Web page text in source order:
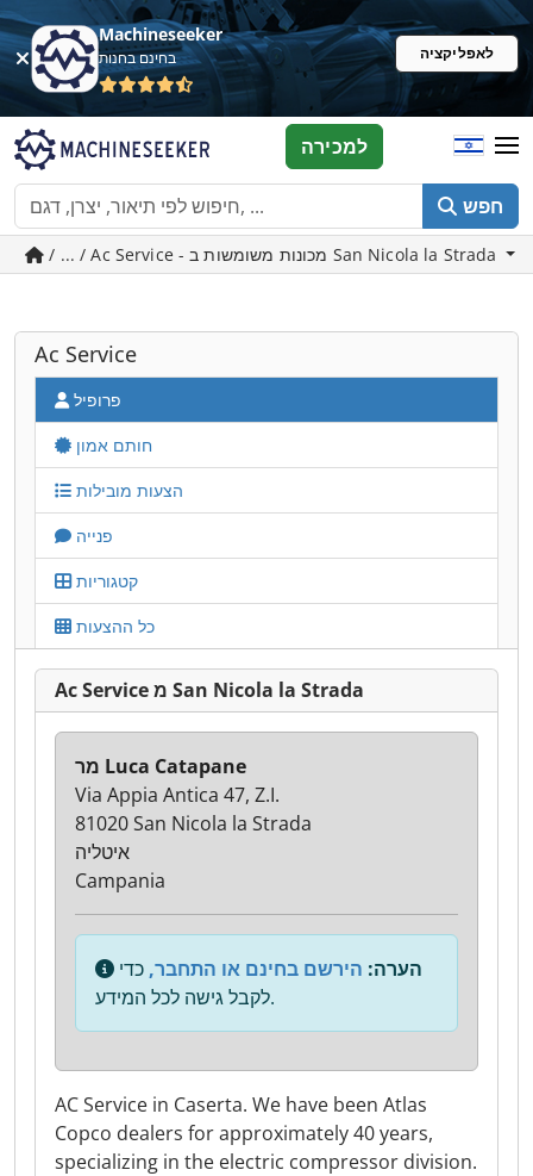
Machineseeker
בחינם בחנות לאפליקציה
חפש
למכירה
/ ... / Ac Service - מכונות משומשות ב San Nicola la Strada
Ac Service
פרופיל
חותם אמון
הצעות מובילות
פנייה
קטגוריות
כל ההצעות
Ac Service מ San Nicola la Strada
AC Service in Caserta. We have been Atlas
Copco dealers for approximately 40 years,
specializing in the electric compressor division.
מר Luca Catapane
Via Appia Antica 47, Z.I.
81020 San Nicola la Strada
איטליה
Campania
הערה: הירשם בחינם או התחבר, כדי
לקבל גישה לכל המידע.